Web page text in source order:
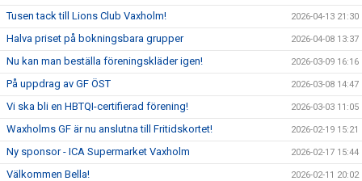
Tusen tack till Lions Club Vaxholm! 2026-04-13 21:30
Halva priset på bokningsbara grupper 2026-04-08 13:37
Nu kan man beställa föreningskläder igen! 2026-03-09 16:16
På uppdrag av GF ÖST 2026-03-08 14:47
Vi ska bli en HBTQI-certifierad förening! 2026-03-03 11:05
Waxholms GF är nu anslutna till Fritidskortet! 2026-02-19 15:21
Ny sponsor - ICA Supermarket Vaxholm 2026-02-17 15:44
Välkommen Bella! 2026-02-11 20:02